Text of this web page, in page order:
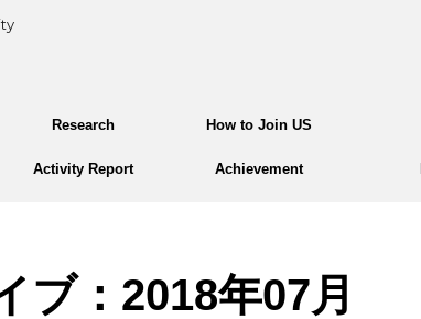
Research How to Join US
Activity Report Achievement
ブ：2018年07月